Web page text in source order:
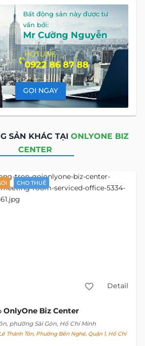
Bất động sản này được tư
vấn bởi:
Mr Cường Nguyễn
HOTLINE
0922 86 87 88
GỌI NGAY
SẢN KHÁC TẠI ONLYONE BIZ
CENTER
CHO THUÊ
Detail
OnlyOne Biz Center
, phường Sài Gòn, Hồ Chí Minh
Thánh Tôn, Phường Bến Nghé, Quận 1, Hồ Chí